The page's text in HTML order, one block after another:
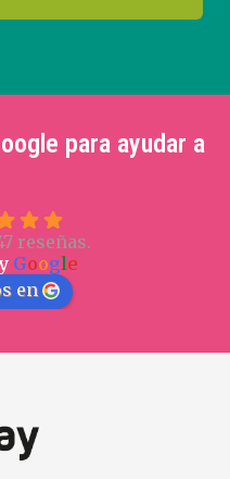
para ayudar a
reseñas.
Google
en